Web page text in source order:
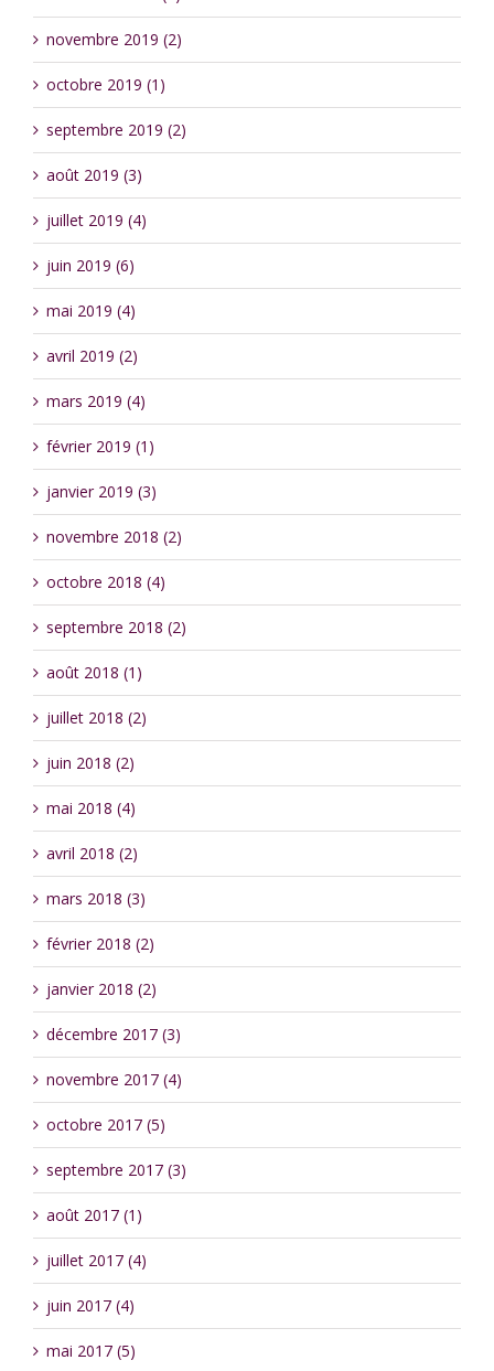
novembre 2019 (2)
octobre 2019 (1)
septembre 2019 (2)
août 2019 (3)
juillet 2019 (4)
juin 2019 (6)
mai 2019 (4)
avril 2019 (2)
mars 2019 (4)
février 2019 (1)
janvier 2019 (3)
novembre 2018 (2)
octobre 2018 (4)
septembre 2018 (2)
août 2018 (1)
juillet 2018 (2)
juin 2018 (2)
mai 2018 (4)
avril 2018 (2)
mars 2018 (3)
février 2018 (2)
janvier 2018 (2)
décembre 2017 (3)
novembre 2017 (4)
octobre 2017 (5)
septembre 2017 (3)
août 2017 (1)
juillet 2017 (4)
juin 2017 (4)
mai 2017 (5)